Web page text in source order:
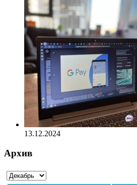
13.12.2024
Архив